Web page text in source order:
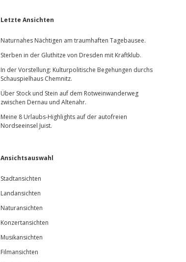
Sidebar
Letzte Ansichten
Naturnahes Nächtigen am traumhaften Tagebausee.
Sterben in der Gluthitze von Dresden mit Kraftklub.
In der Vorstellung: Kulturpolitische Begehungen durchs
Schauspielhaus Chemnitz.
Über Stock und Stein auf dem Rotweinwanderweg
zwischen Dernau und Altenahr.
Meine 8 Urlaubs-Highlights auf der autofreien
Nordseeinsel Juist.
Ansichtsauswahl
Stadtansichten
Landansichten
Naturansichten
Konzertansichten
Musikansichten
Filmansichten